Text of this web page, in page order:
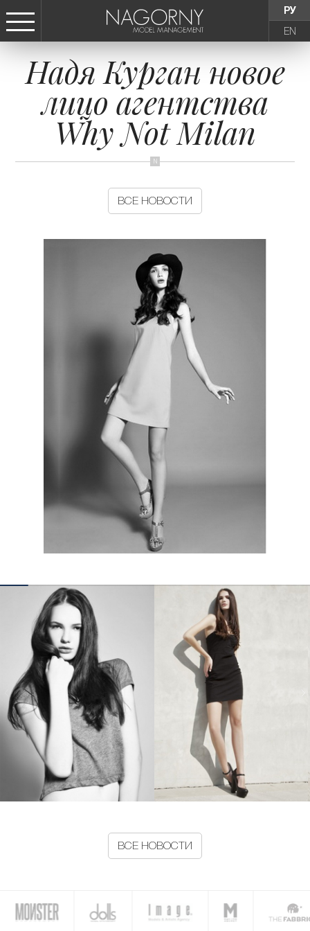
РУ
EN
СТАТЬ МОДЕЛЬЮ
ДЕВУШКИ
ТИНЕЙДЖЕРЫ
ДЕТИ
НОВОСТИ
КОНТАКТЫ
Надя Курган новое
лицо агентства
Why Not Milan
ВСЕ НОВОСТИ
ВСЕ НОВОСТИ